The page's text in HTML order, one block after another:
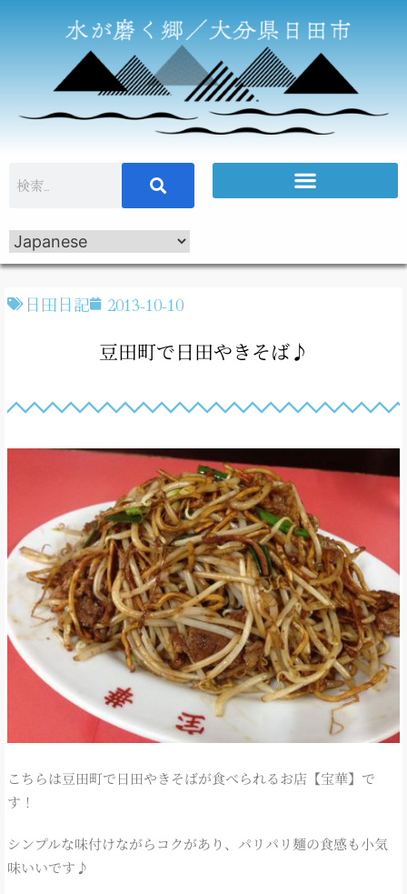
日田日記 2013-10-10
豆田町で日田やきそば♪
こちらは豆田町で日田やきそばが食べられるお店【宝華】で
す！
シンプルな味付けながらコクがあり、パリパリ麺の食感も小気
味いいです♪